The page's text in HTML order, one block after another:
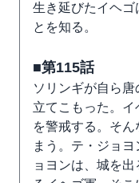
生き延びたイヘゴ
とを知る。
■第115話
ソリンギが自ら
立てこもった。
を警戒する。そ
まう。テ・ジョ
ョヨンは、城を